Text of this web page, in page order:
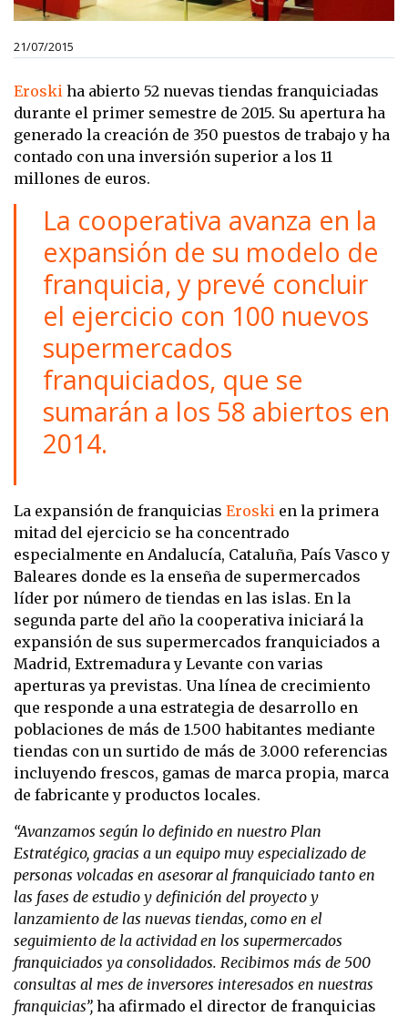
21/07/2015
Eroski ha abierto 52 nuevas tiendas franquiciadas
durante el primer semestre de 2015. Su apertura ha
generado la creación de 350 puestos de trabajo y ha
contado con una inversión superior a los 11
millones de euros.
La cooperativa avanza en la
expansión de su modelo de
franquicia, y prevé concluir
el ejercicio con 100 nuevos
supermercados
franquiciados, que se
sumarán a los 58 abiertos en
2014.
La expansión de franquicias Eroski en la primera
mitad del ejercicio se ha concentrado
especialmente en Andalucía, Cataluña, País Vasco y
Baleares donde es la enseña de supermercados
líder por número de tiendas en las islas. En la
segunda parte del año la cooperativa iniciará la
expansión de sus supermercados franquiciados a
Madrid, Extremadura y Levante con varias
aperturas ya previstas. Una línea de crecimiento
que responde a una estrategia de desarrollo en
poblaciones de más de 1.500 habitantes mediante
tiendas con un surtido de más de 3.000 referencias
incluyendo frescos, gamas de marca propia, marca
de fabricante y productos locales.
“Avanzamos según lo definido en nuestro Plan
Estratégico, gracias a un equipo muy especializado de
personas volcadas en asesorar al franquiciado tanto en
las fases de estudio y definición del proyecto y
lanzamiento de las nuevas tiendas, como en el
seguimiento de la actividad en los supermercados
franquiciados ya consolidados. Recibimos más de 500
consultas al mes de inversores interesados en nuestras
franquicias”, ha afirmado el director de franquicias